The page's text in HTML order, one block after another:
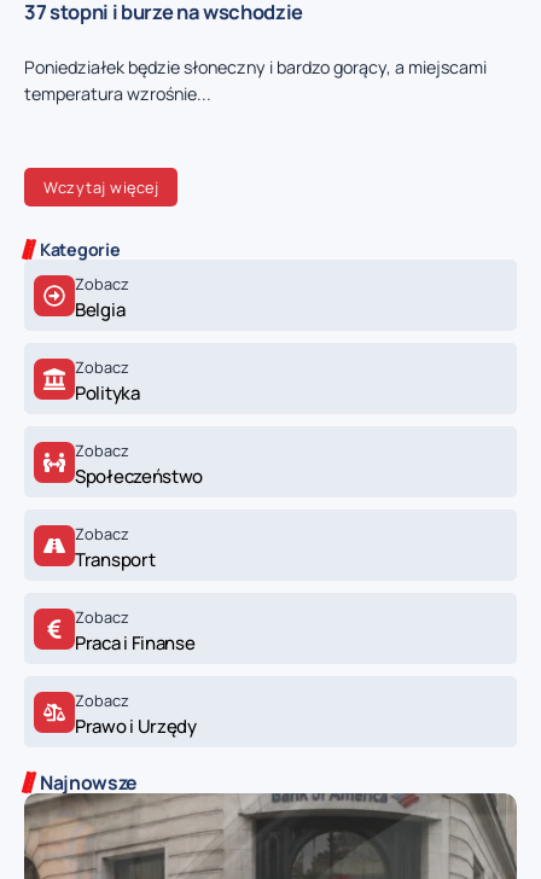
Kategorie
Zobacz
Belgia
Zobacz
Polityka
Zobacz
Społeczeństwo
Zobacz
Transport
Zobacz
Praca i Finanse
Zobacz
Prawo i Urzędy
37 stopni i burze na wschodzie
Poniedziałek będzie słoneczny i bardzo gorący, a miejscami
temperatura wzrośnie...
Wczytaj więcej
Najnowsze